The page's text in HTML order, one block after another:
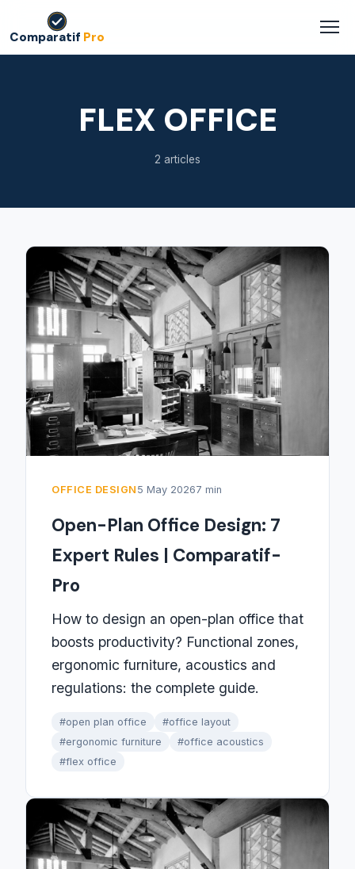
Comparatif Pro
FLEX OFFICE
2 articles
OFFICE DESIGN 5 May 20267 min
Open-Plan Office Design: 7
Expert Rules | Comparatif-
Pro
How to design an open-plan office that
boosts productivity? Functional zones,
ergonomic furniture, acoustics and
regulations: the complete guide.
#open plan office
#office layout
#ergonomic furniture
#office acoustics
#flex office